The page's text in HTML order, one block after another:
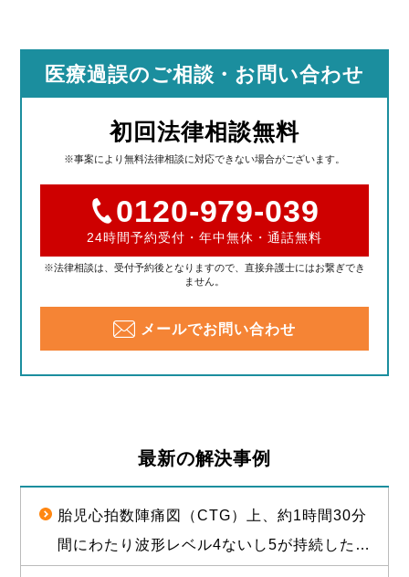
医療過誤のご相談 ・お問い合わせ
初回法律相談無料
※事案により無料法律相談に対応できない場合がございます。
0120-979-039
24時間予約受付・年中無休・通話無料
※法律相談は、受付予約後となりますので、直接弁護士にはお繋ぎでき
ません。
メールでお問い合わせ
最新の解決事例
胎児心拍数陣痛図（CTG）上、約1時間30分
間にわたり波形レベル4ないし5が持続した後